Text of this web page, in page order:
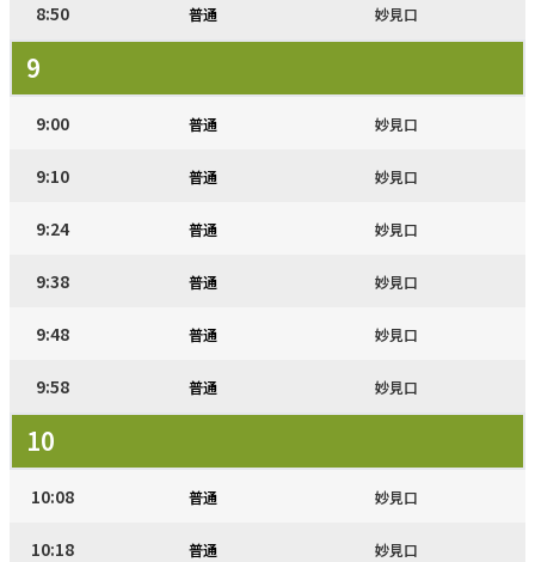
8:50 普通 妙見口
9
9:00 普通 妙見口
9:10 普通 妙見口
9:24 普通 妙見口
9:38 普通 妙見口
9:48 普通 妙見口
9:58 普通 妙見口
10
10:08 普通 妙見口
10:18 普通 妙見口